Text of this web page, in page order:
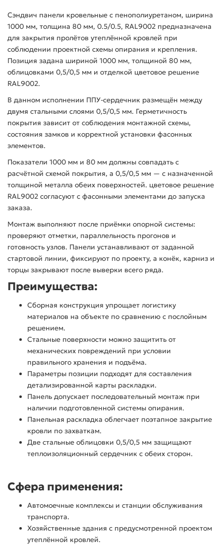
Сэндвич панели кровельные с пенополиуретаном, ширина
1000 мм, толщина 80 мм, 0.5/0.5, RAL9002 предназначена
для закрытия пролётов утеплённой кровлей при
соблюдении проектной схемы опирания и крепления.
Позиция задана шириной 1000 мм, толщиной 80 мм,
облицовками 0,5/0,5 мм и отделкой цветовое решение
RAL9002.
В данном исполнении ППУ-сердечник размещён между
двумя стальными слоями 0,5/0,5 мм. Герметичность
покрытия зависит от соблюдения монтажной схемы,
состояния замков и корректной установки фасонных
элементов.
Показатели 1000 мм и 80 мм должны совпадать с
расчётной схемой покрытия, а 0,5/0,5 мм — с назначенной
толщиной металла обеих поверхностей. цветовое решение
RAL9002 согласуют с фасонными элементами до запуска
заказа.
Монтаж выполняют после приёмки опорной системы:
проверяют отметки, параллельность прогонов и
готовность узлов. Панели устанавливают от заданной
стартовой линии, фиксируют по проекту, а конёк, карниз и
торцы закрывают после выверки всего ряда.
Преимущества:
Сборная конструкция упрощает логистику
материалов на объекте по сравнению с послойным
решением.
Стальные поверхности можно защитить от
механических повреждений при условии
правильного хранения и подъёма.
Параметры позиции подходят для составления
детализированной карты раскладки.
Панель допускает последовательный монтаж при
наличии подготовленной системы опирания.
Панельная раскладка облегчает поэтапное закрытие
кровли по захваткам.
Две стальные облицовки 0,5/0,5 мм защищают
теплоизоляционный сердечник с обеих сторон.
Сфера применения:
Автомоечные комплексы и станции обслуживания
транспорта.
Хозяйственные здания с предусмотренной проектом
утеплённой кровлей.